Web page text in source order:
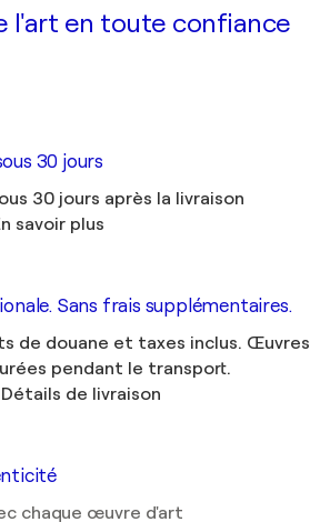
l'art en toute confiance
30 jours
30 jours après la livraison
savoir plus
Sans frais supplémentaires.
de douane et taxes inclus. Œuvres
pendant le transport.
Détails de livraison
chaque œuvre d'art